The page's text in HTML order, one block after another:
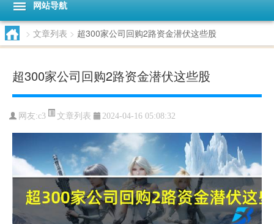
网站导航
> 文章列表 > 超300家公司回购2路资金潜伏这些股
超300家公司回购2路资金潜伏这些股
网友:c3 文章列表 2024-04-16 05:08:32